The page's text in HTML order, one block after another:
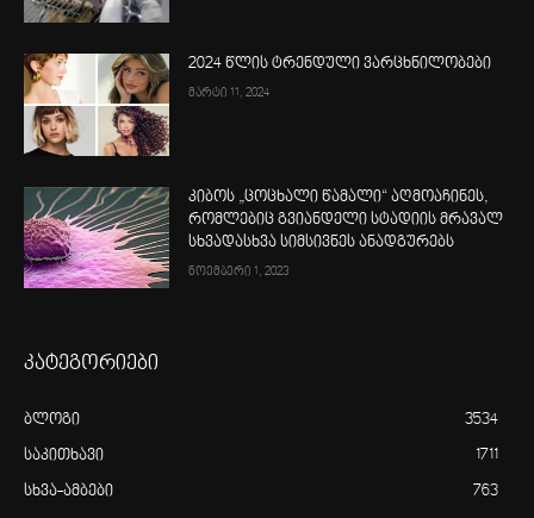
2024 წლის ტრენდული ვარცხნილობები
მარტი 11, 2024
კიბოს „ცოცხალი წამალი“ აღმოაჩინეს,
რომლებიც გვიანდელი სტადიის მრავალ
სხვადასხვა სიმსივნეს ანადგურებს
ნოემბერი 1, 2023
კატეგორიები
ბლოგი 3534
საკითხავი 1711
სხვა-ამბები 763